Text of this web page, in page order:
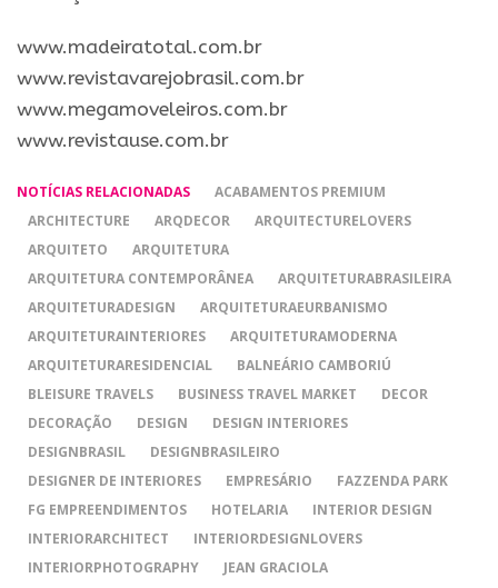
​www.madeiratotal.com.br
www.revistavarejobrasil.com.br
www.megamoveleiros.com.br
www.revistause.com.br
NOTÍCIAS RELACIONADAS
ACABAMENTOS PREMIUM
ARCHITECTURE
ARQDECOR
ARQUITECTURELOVERS
ARQUITETO
ARQUITETURA
ARQUITETURA CONTEMPORÂNEA
ARQUITETURABRASILEIRA
ARQUITETURADESIGN
ARQUITETURAEURBANISMO
ARQUITETURAINTERIORES
ARQUITETURAMODERNA
ARQUITETURARESIDENCIAL
BALNEÁRIO CAMBORIÚ
BLEISURE TRAVELS
BUSINESS TRAVEL MARKET
DECOR
DECORAÇÃO
DESIGN
DESIGN INTERIORES
DESIGNBRASIL
DESIGNBRASILEIRO
DESIGNER DE INTERIORES
EMPRESÁRIO
FAZZENDA PARK
FG EMPREENDIMENTOS
HOTELARIA
INTERIOR DESIGN
INTERIORARCHITECT
INTERIORDESIGNLOVERS
INTERIORPHOTOGRAPHY
JEAN GRACIOLA